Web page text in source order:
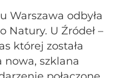
Warszawa odbyła
Natury. U Źródeł –
której została
szklana